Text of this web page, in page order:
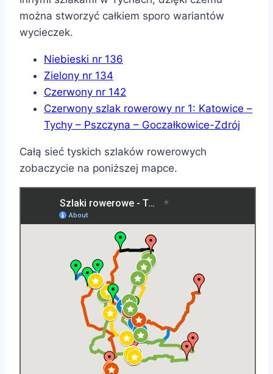
można stworzyć całkiem sporo wariantów
wycieczek.
Niebieski nr 136
Zielony nr 134
Czerwony nr 142
Czerwony szlak rowerowy nr 1: Katowice –
Tychy – Pszczyna – Goczałkowice-Zdrój
Całą sieć tyskich szlaków rowerowych
zobaczycie na poniższej mapce.